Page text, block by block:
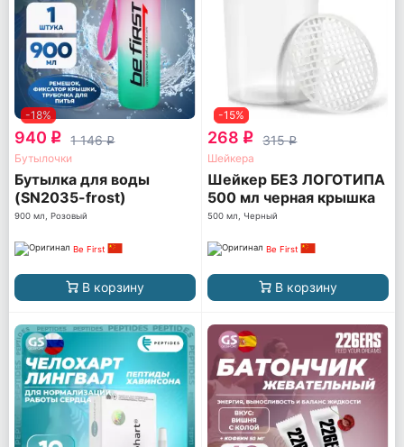
-18%
940 q 1 146q
Бутылочки
Бутылка для воды
(SN2035-frost)
900 мл, Розовый
Be First
В корзину
-15%
268 q 315q
Шейкера
Шейкер БЕЗ ЛОГОТИПА
500 мл черная крышка
(TS 1255-BLACK-NL)
500 мл, Черный
Be First
В корзину